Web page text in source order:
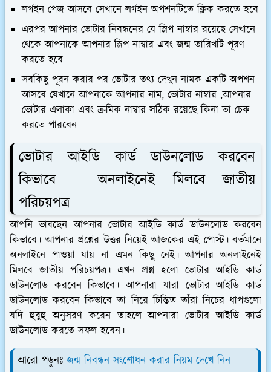
লগইন পেজ আসবে সেখানে লগইন অপশনটিতে ক্লিক করতে হবে
এরপর আপনার ভোটার নিবন্ধনের যে স্লিপ নাম্বার রয়েছে সেখানে
থেকে আপনাকে আপনার স্লিপ নাম্বার এবং জন্ম তারিখটি পূরণ
করতে হবে
সবকিছু পূরন করার পর ভোটার তথ্য দেখুন নামক একটি অপশন
আসবে যেখানে আপনাকে আপনার নাম, ভোটার নাম্বার ,আপনার
ভোটার এলাকা এবং ক্রমিক নাম্বার সঠিক রয়েছে কিনা তা চেক
করতে পারবেন
ভোটার আইডি কার্ড ডাউনলোড করবেন
কিভাবে – অনলাইনেই মিলবে জাতীয়
পরিচয়পত্র
আপনি ভাবছেন আপনার ভোটার আইডি কার্ড ডাউনলোড করবেন
কিভাবে। আপনার প্রশ্নের উত্তর নিয়েই আজকের এই পোস্ট। বর্তমানে
অনলাইনে পাওয়া যায় না এমন কিছু নেই। আপনার অনলাইনেই
মিলবে জাতীয় পরিচয়পত্র। এখন প্রশ্ন হলো ভোটার আইডি কার্ড
ডাউনলোড করবেন কিভাবে। আপনারা যারা ভোটার আইডি কার্ড
ডাউনলোড করবেন কিভাবে তা নিয়ে চিন্তিত তাঁরা নিচের ধাপগুলো
যদি হুবুহু অনুসরণ করেন তাহলে আপনারা ভোটার আইডি কার্ড
ডাউনলোড করতে সফল হবেন।
আরো পড়ুনঃজন্ম নিবন্ধন সংশোধন করার নিয়ম দেখে নিন